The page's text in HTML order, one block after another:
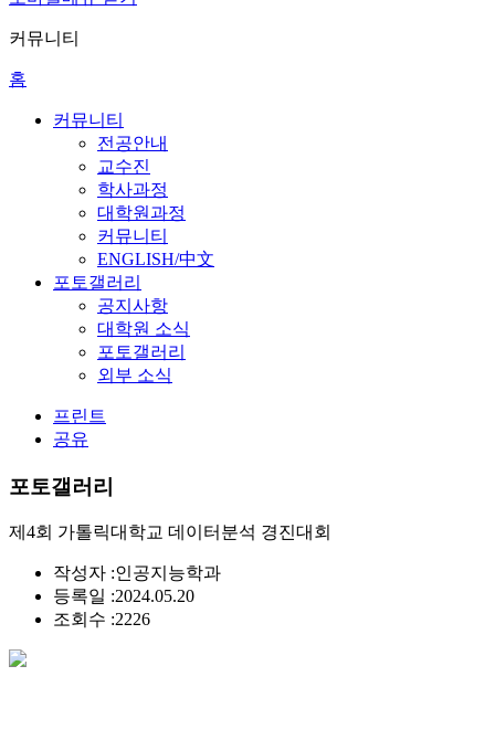
커뮤니티
홈
커뮤니티
전공안내
교수진
학사과정
대학원과정
커뮤니티
ENGLISH/中文
포토갤러리
공지사항
대학원 소식
포토갤러리
외부 소식
프린트
공유
포토갤러리
제4회 가톨릭대학교 데이터분석 경진대회
작성자 :인공지능학과
등록일 :2024.05.20
조회수 :2226